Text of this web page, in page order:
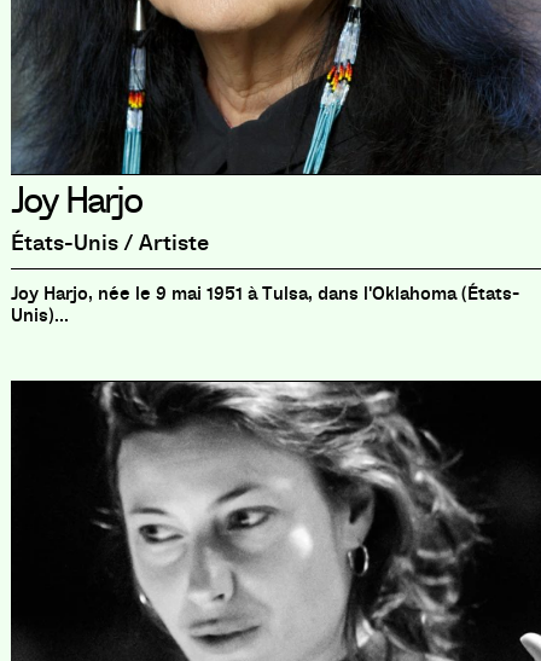
Joy Harjo
États-Unis / Artiste
Joy Harjo, née le 9 mai 1951 à Tulsa, dans l'Oklahoma (États-
Unis)...